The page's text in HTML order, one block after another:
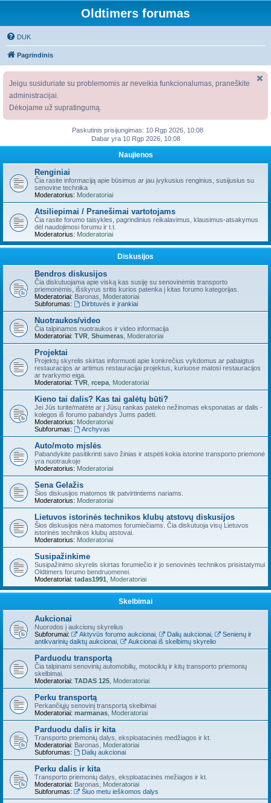
Oldtimers forumas
DUK
Pagrindinis
Jeigu susiduriate su problemomis ar neveikia funkcionalumas, praneškite
administracijai.
Dėkojame už supratingumą.
Paskutinis prisijungimas: 10 Rgp 2026, 10:08
Dabar yra 10 Rgp 2026, 10:08
Naujienos
Renginiai
Čia rasite informaciją apie būsimus ar jau įvykusius renginius, susijusius su
senovine technika
Moderatorius: Moderatoriai
Atsiliepimai / Pranešimai vartotojams
Čia rasite forumo taisykles, pagrindinius reikalavimus, klausimus-atsakymus
dėl naudojimosi forumu ir t.t.
Moderatorius: Moderatoriai
Diskusijos
Bendros diskusijos
Čia diskutuojama apie viską kas susiję su senovinėmis transporto
priemonėmis, išskyrus sritis kurios patenka į kitas forumo kategorijas.
Moderatoriai: Baronas
Moderatoriai
Subforumas:
Dirbtuvės ir įrankiai
Nuotraukos/video
Čia talpinamos nuotraukos ir video informacija
Moderatoriai: TVR Shumeras Moderatoriai
Projektai
Projektų skyrelis skirtas informuoti apie konkrečius vykdomus ar pabaigtus
restauracijos ar artimus restauracijai projektus, kuriuose matosi restauracijos
ar tvarkymo eiga.
Moderatoriai: TVR rcepa Moderatoriai
Kieno tai dalis? Kas tai galėtų būti?
Jei Jūs turite/matėte ar į Jūsų rankas pateko nežinomas eksponatas ar dalis -
kolegos iš forumo pabandys Jums padėti.
Moderatorius: Moderatoriai
Subforumas:
Archyvas
Auto/moto mįslės
Pabandykite pasitikrinti savo žinias ir atspėti kokia istorinė transporto priemonė
yra nuotraukoje
Moderatorius: Moderatoriai
Sena Gelažis
Šios diskusijos matomos tik patvirtintiems nariams.
Moderatorius: Moderatoriai
Lietuvos istorinės technikos klubų atstovų diskusijos
Šios diskusijos nėra matomos forumiečiams. Čia diskutuoja visų Lietuvos
istorinės technikos klubų atstovai.
Moderatorius: Moderatoriai
Susipažinkime
Susipažinimo skyrelis skirtas forumiečio ir jo senovinės technikos prisistatymui
Oldtimers forumo bendruomenei.
Moderatoriai: tadas1991 Moderatoriai
Skelbimai
Aukcionai
Nuorodos į aukcionų skyrelius
Subforumai:
Aktyvūs forumo aukcionai, Dalių aukcionai,
Senienų ir
antikvarinių daiktų aukcionai
Aukcionai iš skelbimų skyrelio
Parduodu transportą
Čia talpinami senovinių automobilių, motociklų ir kitų transporto priemonių
skelbimai.
Moderatoriai: TADAS 125 Moderatoriai
Perku transportą
Perkančiųjų senovinį transportą skelbimai
Moderatoriai: marmanas Moderatoriai
Parduodu dalis ir kita
Transporto priemonių dalys, eksploatacinės medžiagos ir kt.
Moderatoriai: Baronas
Moderatoriai
Subforumas:
Dalių aukcionai
Perku dalis ir kita
Transporto priemonių dalys, eksploatacinės mežiagos ir kt.
Moderatoriai: Baronas
Moderatoriai
Subforumas:
Šiuo metu ieškomos dalys